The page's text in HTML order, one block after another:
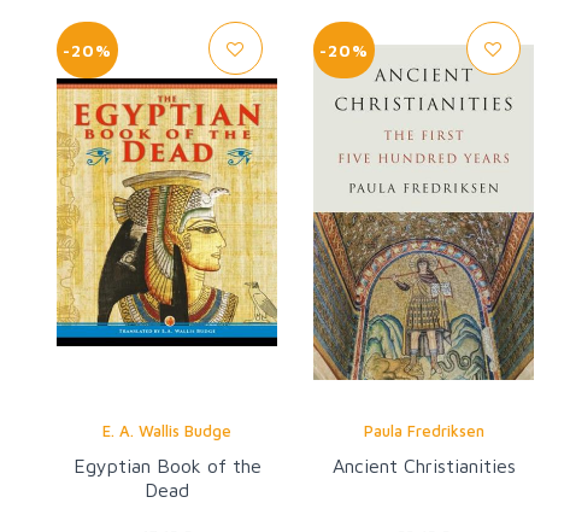
-20%
E. A. Wallis Budge
Egyptian Book of the
Dead
-20%
Paula Fredriksen
Ancient Christianities